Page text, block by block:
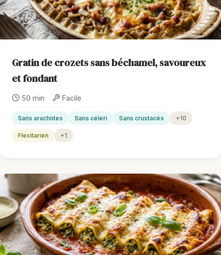
Gratin de crozets sans béchamel, savoureux
et fondant
50 min Facile
Sans arachides Sans céleri Sans crustacés +10
Flexitarien +1